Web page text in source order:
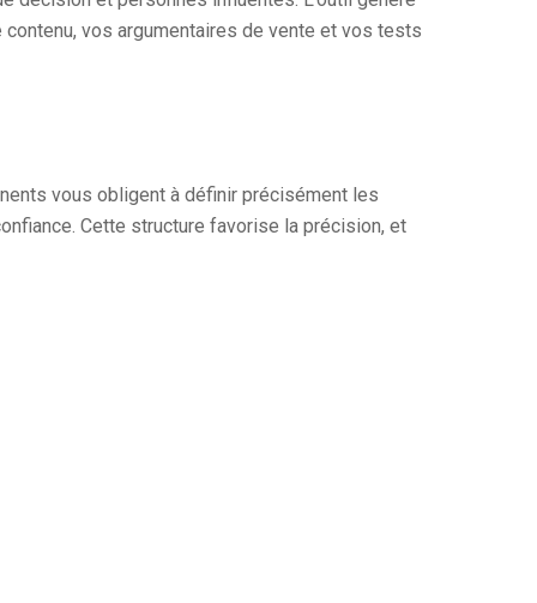
vos argumentaires de vente et vos tests
vous obligent à définir précisément les
Cette structure favorise la précision, et